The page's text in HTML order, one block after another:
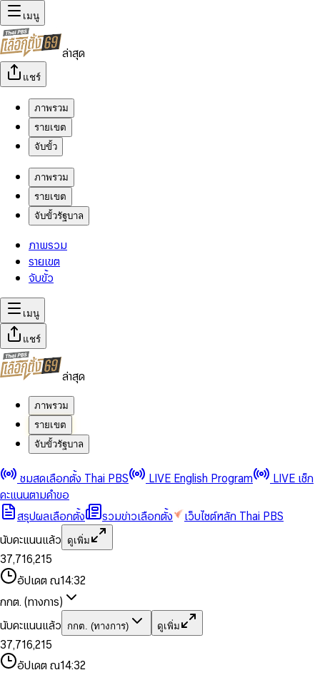
เมนู
ล่าสุด
แชร์
ภาพรวม
รายเขต
จับขั้ว
ภาพรวม
รายเขต
จับขั้วรัฐบาล
ภาพรวม
รายเขต
จับขั้ว
เมนู
แชร์
ล่าสุด
ภาพรวม
รายเขต
จับขั้วรัฐบาล
ชมสดเลือกตั้ง Thai PBS LIVE English Program
LIVE เช็ก
คะแนนตามคำขอ
สรุปผลเลือกตั้ง
รวมข่าวเลือกตั้ง
เว็บไซต์หลัก Thai PBS
นับคะแนนแล้ว
ดูเพิ่ม
0
1
2
3
4
5
6
8
9
0
1
2
3
4
5
6
7
8
9
,
0
1
2
4
6
7
8
9
0
1
2
3
4
5
6
7
8
9
0
1
3
5
6
7
8
9
,
1
2
4
5
7
8
9
0
1
3
4
6
7
8
9
0
2
3
4
5
7
8
อัปเดต ณ14:32
กกต. (ทางการ)
นับคะแนนแล้ว
กกต. (ทางการ) ดูเพิ่ม
0
1
2
3
4
5
0
1
2
4
5
6
7
8
9
,
0
1
2
4
6
7
8
9
0
1
2
3
0
1
3
5
6
7
8
,
1
2
4
0
1
3
0
2
3
4
5
7
อัปเดต ณ14:32